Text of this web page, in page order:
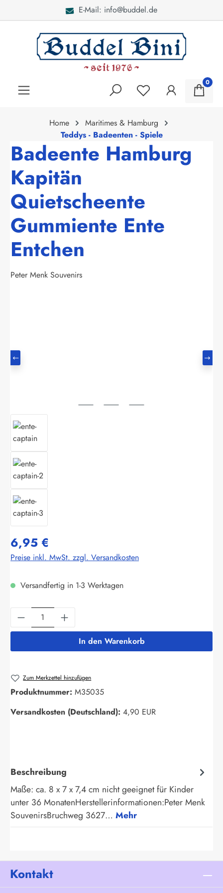
E-Mail: info@buddel.de
0
Home
Maritimes & Hamburg
Teddys - Badeenten - Spiele
Badeente Hamburg
Kapitän
Quietscheente
Gummiente Ente
Entchen
Peter Menk Souvenirs
6,95 €
Preise inkl. MwSt. zzgl. Versandkosten
Versandfertig in 1-3 Werktagen
Produkt Anzahl: Gib den gewünschten
In den Warenkorb
Zum Merkzettel hinzufügen
Produktnummer: M35035
Versandkosten (Deutschland): 4,90 EUR
Beschreibung
Maße: ca. 8 x 7 x 7,4 cm nicht geeignet für Kinder
unter 36 MonatenHerstellerinformationen:Peter Menk
SouvenirsBruchweg 3627… Mehr
Kontakt